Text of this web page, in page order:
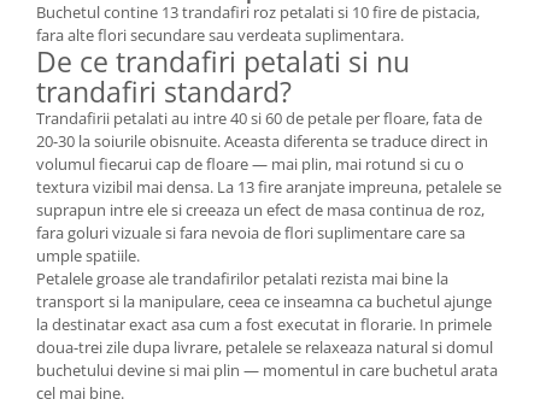
Buchetul contine 13 trandafiri roz petalati si 10 fire de pistacia,
fara alte flori secundare sau verdeata suplimentara.
De ce trandafiri petalati si nu
trandafiri standard?
Trandafirii petalati au intre 40 si 60 de petale per floare, fata de
20-30 la soiurile obisnuite. Aceasta diferenta se traduce direct in
volumul fiecarui cap de floare — mai plin, mai rotund si cu o
textura vizibil mai densa. La 13 fire aranjate impreuna, petalele se
suprapun intre ele si creeaza un efect de masa continua de roz,
fara goluri vizuale si fara nevoia de flori suplimentare care sa
umple spatiile.
Petalele groase ale trandafirilor petalati rezista mai bine la
transport si la manipulare, ceea ce inseamna ca buchetul ajunge
la destinatar exact asa cum a fost executat in florarie. In primele
doua-trei zile dupa livrare, petalele se relaxeaza natural si domul
buchetului devine si mai plin — momentul in care buchetul arata
cel mai bine.